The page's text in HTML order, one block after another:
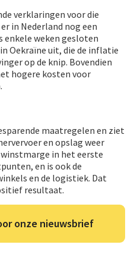
verklaringen voor die
in Nederland nog een
enkele weken gesloten
Oekraïne uit, die de inflatie
op de knip. Bovendien
hogere kosten voor
maatregelen en ziet
en opslag weer
in het eerste
en is ook de
en de logistiek. Dat
resultaat.
onze nieuwsbrief